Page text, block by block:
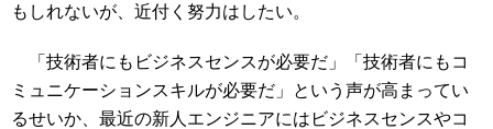
もしれないが、近付く努力はしたい。
「技術者にもビジネスセンスが必要だ」「技術者にもコ
ミュニケーションスキルが必要だ」という声が高まってい
るせいか、最近の新人エンジニアにはビジネスセンスやコ